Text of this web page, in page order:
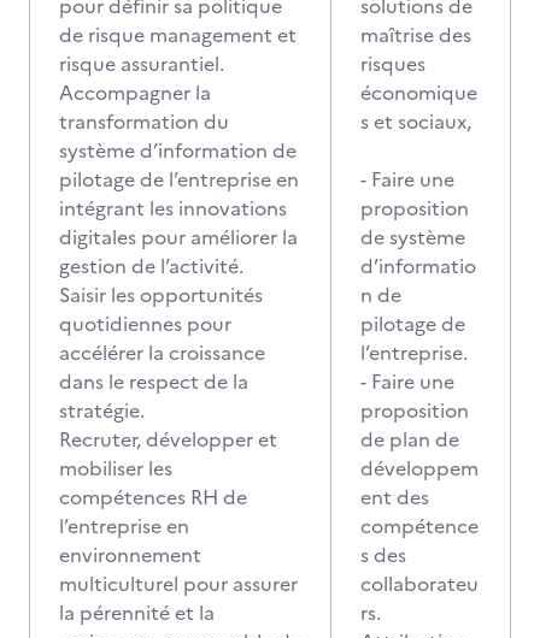
pour définir sa politique
de risque management et
risque assurantiel.
Accompagner la
transformation du
système d’information de
pilotage de l’entreprise en
intégrant les innovations
digitales pour améliorer la
gestion de l’activité.
Saisir les opportunités
quotidiennes pour
accélérer la croissance
dans le respect de la
stratégie.
Recruter, développer et
mobiliser les
compétences RH de
l’entreprise en
environnement
multiculturel pour assurer
la pérennité et la
solutions de
maîtrise des
risques
économique
s et sociaux,
- Faire une
proposition
de système
d’informatio
n de
pilotage de
l’entreprise.
- Faire une
proposition
de plan de
développem
ent des
compétence
s des
collaborateu
rs.